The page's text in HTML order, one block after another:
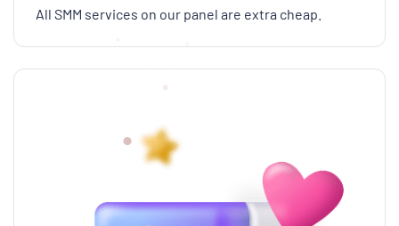
All SMM services on our panel are extra cheap.